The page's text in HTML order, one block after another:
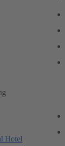
Hotel